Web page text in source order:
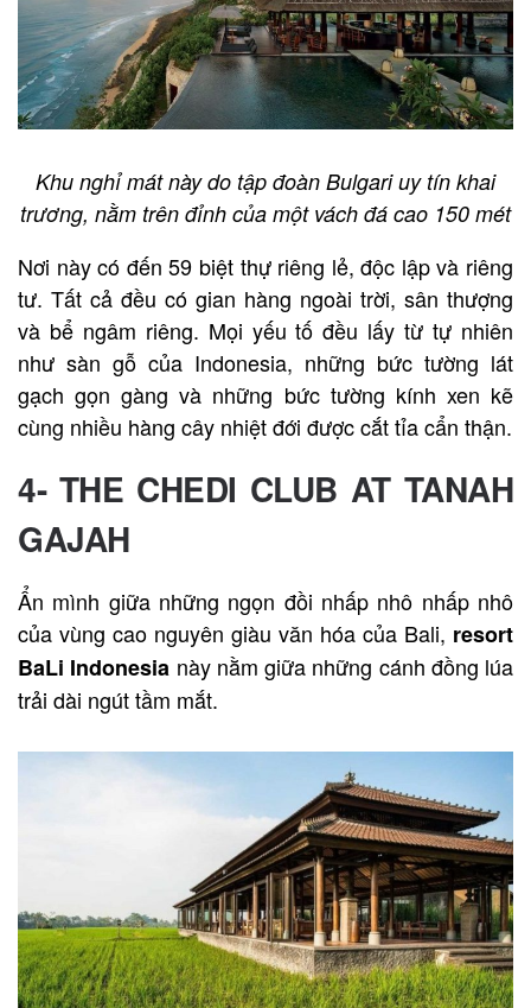
Khu nghỉ mát này do tập đoàn Bulgari uy tín khai
trương, nằm trên đỉnh của một vách đá cao 150 mét
Nơi này có đến 59 biệt thự riêng lẻ, độc lập và riêng
tư. Tất cả đều có gian hàng ngoài trời, sân thượng
và bể ngâm riêng. Mọi yếu tố đều lấy từ tự nhiên
như sàn gỗ của Indonesia, những bức tường lát
gạch gọn gàng và những bức tường kính xen kẽ
cùng nhiều hàng cây nhiệt đới được cắt tỉa cẩn thận.
4- THE CHEDI CLUB AT TANAH
GAJAH
Ẩn mình giữa những ngọn đồi nhấp nhô nhấp nhô
của vùng cao nguyên giàu văn hóa của Bali, resort
BaLi Indonesia này nằm giữa những cánh đồng lúa
trải dài ngút tầm mắt.